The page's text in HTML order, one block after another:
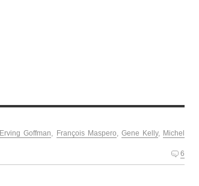
Erving Goffman, François Maspero, Gene Kelly, Michel
6